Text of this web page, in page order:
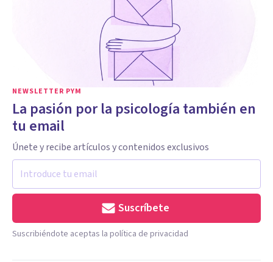
NEWSLETTER PYM
La pasión por la psicología también en
tu email
Únete y recibe artículos y contenidos exclusivos
Suscríbete
Suscribiéndote aceptas la política de privacidad